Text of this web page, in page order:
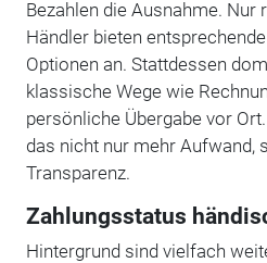
Bezahlen die Ausnahme. Nur
Händler bieten
Optionen an. Stattdessen
klassische Wege wie
persönliche Übergabe vor
das nicht nur mehr Aufwand,
Transparenz.
Zahlungsstatus
Hintergrund sind vielfach